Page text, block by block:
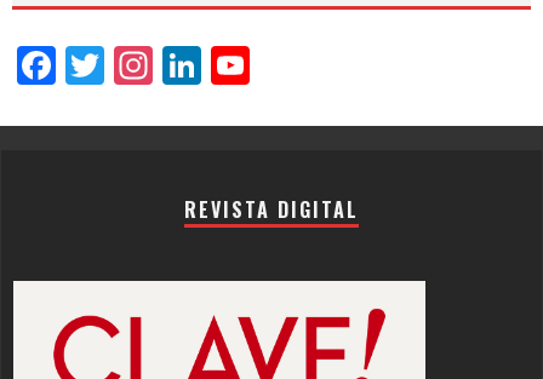
Facebook
Twitter
Instagram
LinkedIn
REVISTA DIGITAL